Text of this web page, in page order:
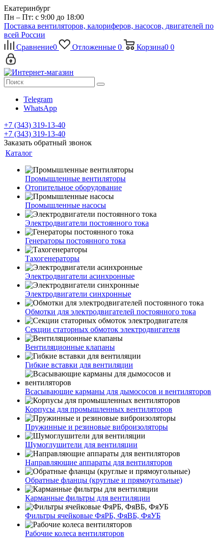
Екатеринбург
Пн – Пт: с 9:00 до 18:00
Поставка вентиляторов, калориферов, насосов, двигателей по
всей России
Сравнение0 Отложенные 0 Корзина0 0
Telegram
WhatsApp
+7 (343) 319-13-40
+7 (343) 319-13-40
Заказать обратный звонок
Каталог
Промышленные вентиляторы
Отопительное оборудование
Промышленные насосы
Электродвигатели постоянного тока
Генераторы постоянного тока
Тахогенераторы
Электродвигатели асинхронные
Электродвигатели синхронные
Обмотки для электродвигателей постоянного тока
Секции статорных обмоток электродвигателя
Вентиляционные клапаны
Гибкие вставки для вентиляции
Всасывающие карманы для дымососов и вентиляторов
Корпусы для промышленных вентиляторов
Пружинные и резиновые виброизоляторы
Шумоглушители для вентиляции
Направляющие аппараты для вентиляторов
Обратные фланцы (круглые и прямоугольные)
Карманные фильтры для вентиляции
Фильтры ячейковые ФяРБ, ФяВБ, ФяУБ
Рабочие колеса вентиляторов